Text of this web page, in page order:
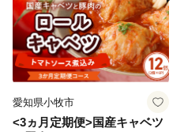
愛知県小牧市
<3ヵ月定期便>国産キャベツ